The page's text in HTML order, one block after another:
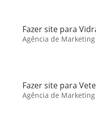
Fazer site para
Agência de
Fazer site para
Agência de